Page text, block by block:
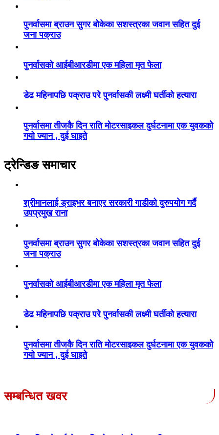
पुनर्वासमा ब्राउन सुगर बोकेका सशस्त्रका जवान सहित दुई
जना पक्राउ
पुनर्वासको आईबीआरडीमा एक महिला मृत फेला
डेढ महिनापछि पक्राउ परे पुनर्वासकी लक्ष्मी घर्तीको हत्यारा
पुनर्वासमा तीजकै दिन राति मोटरसाइकल दुर्घटनामा एक युवकको
गयो ज्यान , दुई घाइते
ट्रेन्डिङ समाचार
श्रीमानलाई ड्राइभर बनाएर सरकारी गाडीको दुरुपयोग गर्दै
उपप्रमुख राना
पुनर्वासमा ब्राउन सुगर बोकेका सशस्त्रका जवान सहित दुई
जना पक्राउ
पुनर्वासको आईबीआरडीमा एक महिला मृत फेला
डेढ महिनापछि पक्राउ परे पुनर्वासकी लक्ष्मी घर्तीको हत्यारा
पुनर्वासमा तीजकै दिन राति मोटरसाइकल दुर्घटनामा एक युवकको
गयो ज्यान , दुई घाइते
सम्बन्धित खवर